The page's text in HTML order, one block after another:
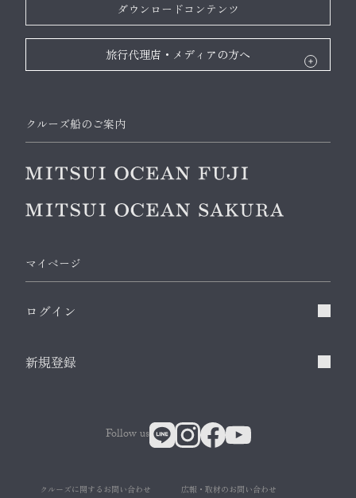
ダウンロードコンテンツ
旅行代理店・メディアの方へ
クルーズ船のご案内
マイページ
ログイン
新規登録
クルーズに関するお問い合わせ 広報・取材のお問い合わせ
Follow us